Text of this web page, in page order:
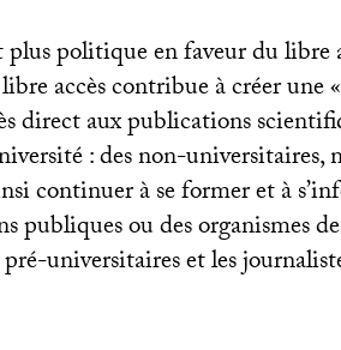
politique en faveur du libre
accès contribue à créer une «
direct aux publications
: des non-universitaires,
continuer à se former et à
publiques ou des organismes
universitaires et les